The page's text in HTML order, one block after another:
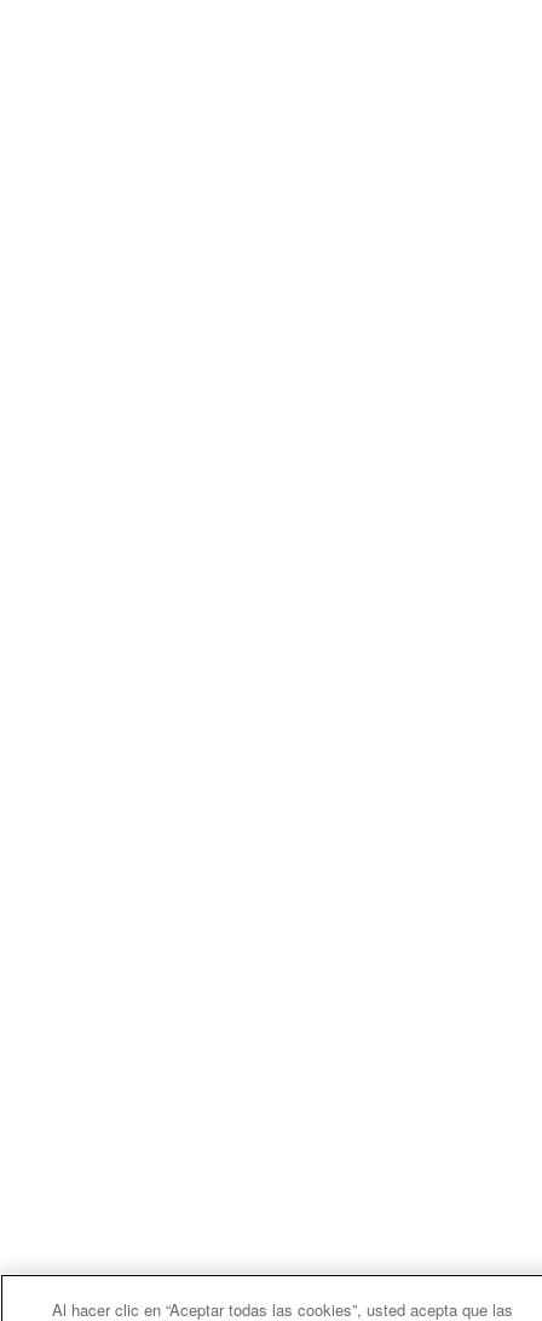
Al hacer clic en “Aceptar todas las cookies”, usted acepta que las